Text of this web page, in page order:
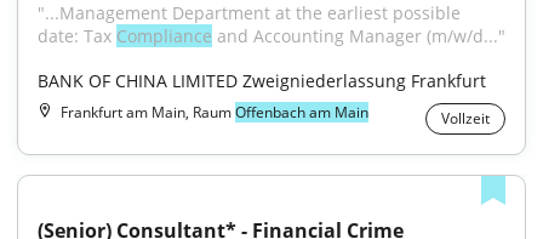
"...Management Department at the earliest possible
date: Tax Compliance and Accounting Manager (m/w/d..."
BANK OF CHINA LIMITED Zweigniederlassung Frankfurt
Frankfurt am Main, RaumOffenbach am Main Vollzeit